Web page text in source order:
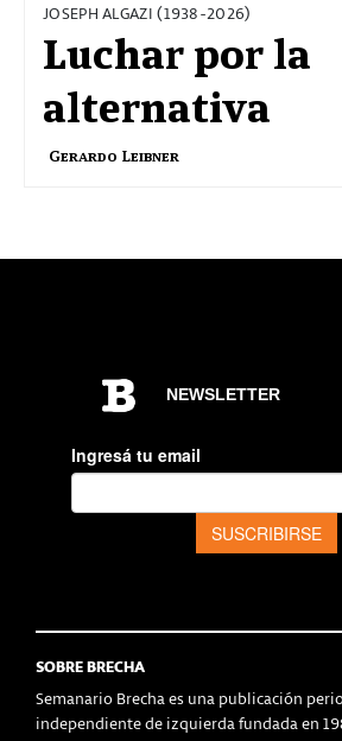
JOSEPH ALGAZI (1938-2026)
Luchar por la
alternativa
Gerardo Leibner
SOBRE BRECHA
Semanario Brecha es una publicación
independiente de izquierda fundada en